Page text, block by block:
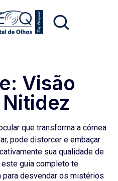
Visão
que transforma a córnea
pode distorcer e embaçar
sua qualidade de
guia completo te
para desvendar os mistérios